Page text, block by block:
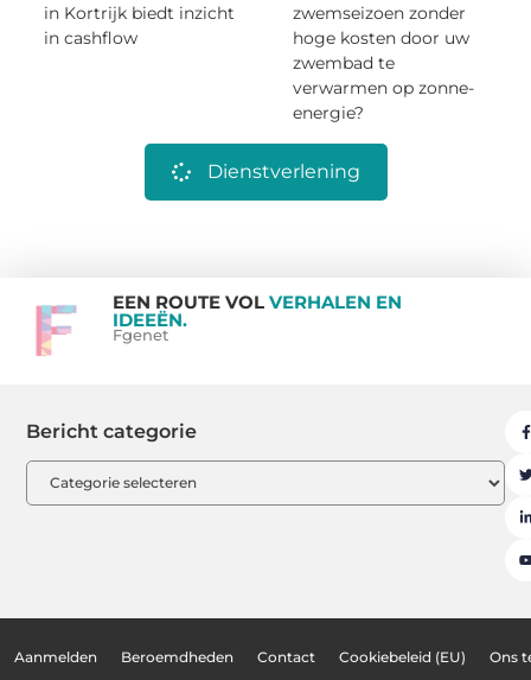
in Kortrijk biedt inzicht
in cashflow
zwemseizoen zonder
hoge kosten door uw
zwembad te
verwarmen op zonne-
energie?
Dienstverlening
EEN ROUTE VOL VERHALEN EN
IDEEËN.
Fgenet
Bericht categorie
Aanmelden Beroemdheden Contact Cookiebeleid (EU) Ons